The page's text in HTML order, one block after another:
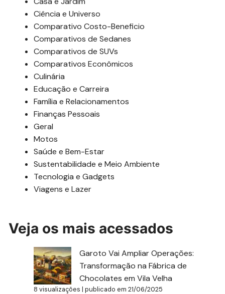
Ciência e Universo
Comparativo Costo-Beneficio
Comparativos de Sedanes
Comparativos de SUVs
Comparativos Econômicos
Culinária
Educação e Carreira
Família e Relacionamentos
Finanças Pessoais
Geral
Motos
Saúde e Bem-Estar
Sustentabilidade e Meio Ambiente
Tecnologia e Gadgets
Viagens e Lazer
Veja os mais acessados
Garoto Vai Ampliar Operações:
Transformação na Fábrica de
Chocolates em Vila Velha
8 visualizações |publicado em 21/06/2025